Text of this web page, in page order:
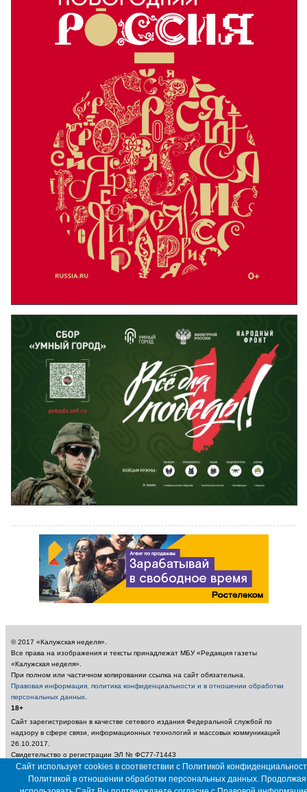
© 2017 «Калужская неделя».
Все права на изображения и тексты принадлежат МБУ «Редакция газеты
«Калужская неделя».
При полном или частичном копировании ссылка на сайт обязательна.
Правовая информация, политика конфиденциальности и в отношении обработки
персональных данных
18+
Сайт зарегистрирован в качестве сетевого издания Федеральной службой по
надзору в сфере связи, информационных технологий и массовых коммуникаций
26.10.2017.
Свидетельство о регистрации ЭЛ № ФС77-71443
Учредитель: Муниципальное бюджетное учреждение «Редакция газеты «Калужская
неделя»
Главный редактор: Амбарцумян А. Ю. / Электронный адрес редакции:
Сайт использует cookies в соответствии с Политикой
Политикой в отношении обработки персональных данных. Продолжая